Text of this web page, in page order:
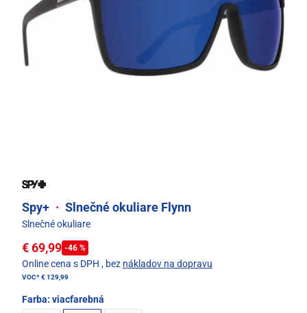
Spy+ · Slnečné okuliare Flynn
Slnečné okuliare
€ 69,99 -46 %
Online cena s DPH , bez nákladov na dopravu
VOC*€ 129,99
Farba: viacfarebná